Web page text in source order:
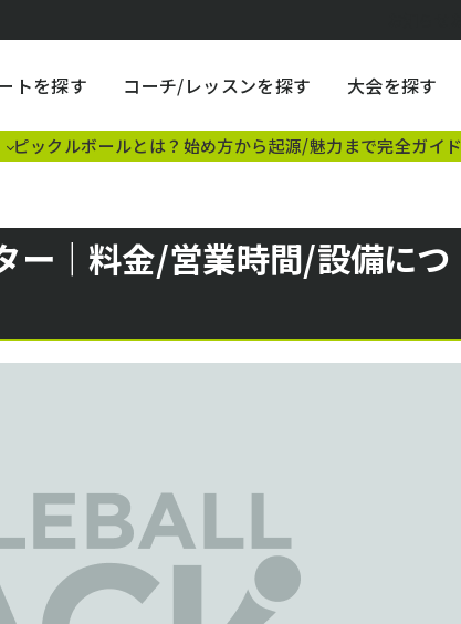
トを探す コーチ/レッスンを探す 大会を探す
ピックルボールとは？始め方から起源/魅力まで完全ガイド
ー｜料金/営業時間/設備につ